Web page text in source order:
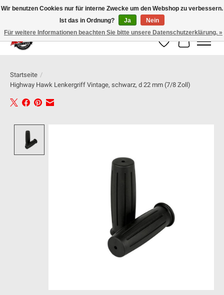
100% schweizer Onlineshop für Dein Motorrad
Wunschzettel
Ihr
Startseite /
Highway Hawk Lenkergriff Vintage, schwarz, d 22 mm (7/8 Zoll)
Wir benutzen Cookies nur für interne Zwecke um den Webshop zu verbessern.
Ist das in Ordnung?
Ja
Nein
Für weitere Informationen beachten Sie bitte unsere Datenschutzerklärung. »